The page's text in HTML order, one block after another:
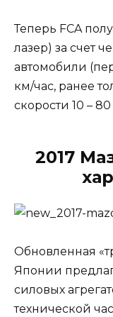
Теперь FCA
лазер) за счет
автомобили
км/час, ранее
скорости 10 –
2017
Обновленная
Японии
силовых
технической